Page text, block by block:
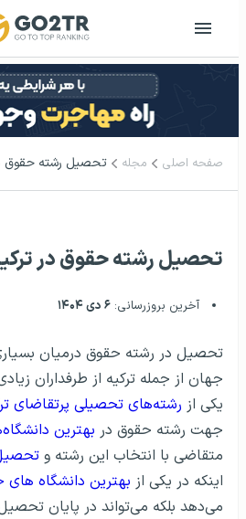
صفحه اصلی مجله تحصیل رشته حقوق
تحصیل رشته حقوق در
آخرین بروزرسانی: ۶ دی ۱۴۰۴
تحصیل در رشته حقوق درمیان
جهان از جمله ترکیه از طرفداران
یکی از رشته‌های تحصیلی پرتقاضای
جهت رشته حقوق در بهترین
متقاضی با انتخاب این رشته و
اینکه در یکی از بهترین دانشگاه
می‌دهد بلکه می‌تواند در پایان